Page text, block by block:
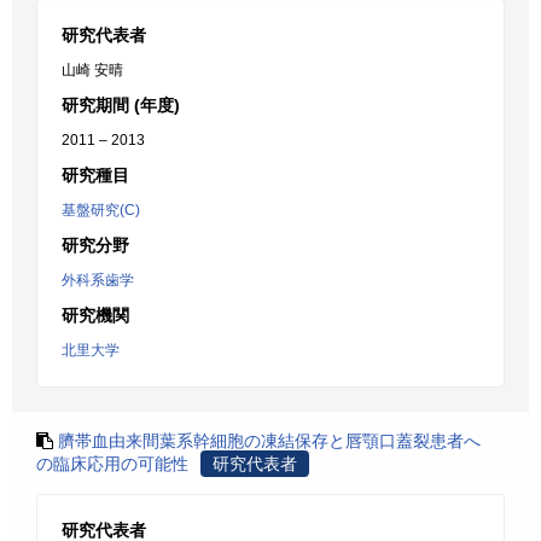
研究代表者
山崎 安晴
研究期間 (年度)
2011 – 2013
研究種目
基盤研究(C)
研究分野
外科系歯学
研究機関
北里大学
臍帯血由来間葉系幹細胞の凍結保存と唇顎口蓋裂患者へ
の臨床応用の可能性
研究代表者
研究代表者